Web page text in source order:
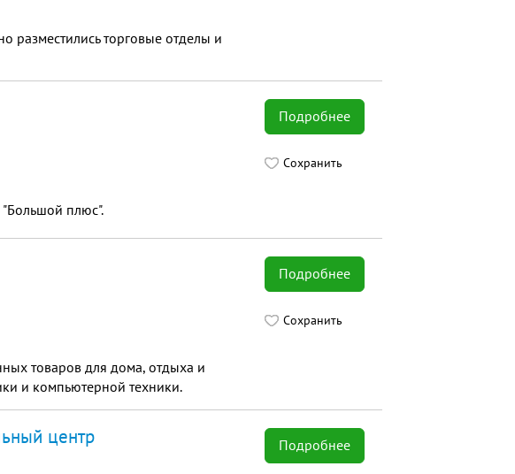
разместились торговые отделы и
Подробнее
Сохранить
плюс".
Подробнее
Сохранить
товаров для дома, отдыха и
и компьютерной техники.
Подробнее
центр